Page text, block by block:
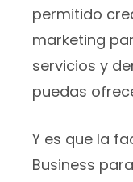
permitido
marketing
servicios y
puedas
Y es que la
Business